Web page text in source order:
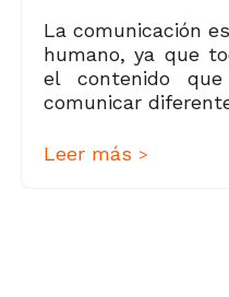
La comunicación
humano, ya que
el contenido que
comunicar
Leer más >